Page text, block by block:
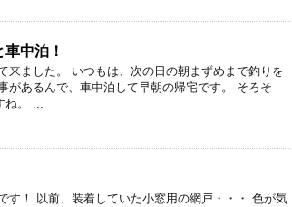
中泊！
来ました。 いつもは、次の日の朝まずめまで釣りを
があるんで、車中泊して早朝の帰宅です。 そろそ
ね。 ...
す！ 以前、装着していた小窓用の網戸・・・ 色が気